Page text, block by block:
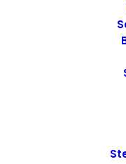
Du hast
Action.